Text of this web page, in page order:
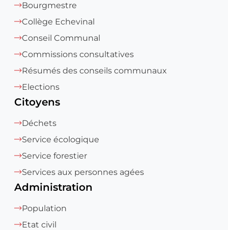
Bourgmestre
Collège Echevinal
Conseil Communal
Commissions consultatives
Résumés des conseils communaux
Elections
Citoyens
Déchets
Service écologique
Service forestier
Services aux personnes agées
Administration
Population
Etat civil